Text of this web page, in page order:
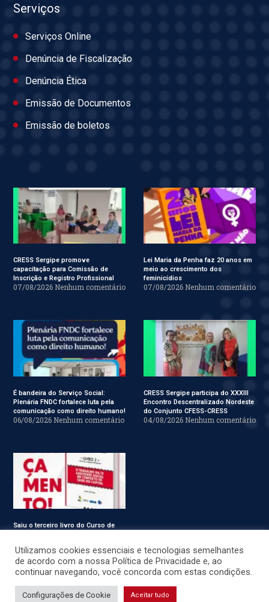
Serviços
Serviços Online
Denúncia de Fiscalização
Denúncia Ética
Emissão de Documentos
Emissão de boletos
CRESS Sergipe promove
capacitação para Comissão de
Inscrição e Registro Profissional
07/08/2026 Nenhum comentário
Lei Maria da Penha faz 20 anos em
meio ao crescimento dos
feminicídios
07/08/2026 Nenhum comentário
É bandeira do Serviço Social:
Plenária FNDC fortalece luta pela
comunicação como direito humano!
06/08/2026 Nenhum comentário
CRESS Sergipe participa do XXXIII
Encontro Descentralizado Nordeste
do Conjunto CFESS-CRESS
04/08/2026 Nenhum comentário
Saiu o terceiro livro do Curso de
© CRESS-SE 2022. Todos os Direitos Reservados.
Utilizamos cookies essenciais e tecnologias semelhantes
de acordo com a nossa Política de Privacidade e, ao
continuar navegando, você concorda com estas condições.
Configurações de Cookie Aceitar tudo